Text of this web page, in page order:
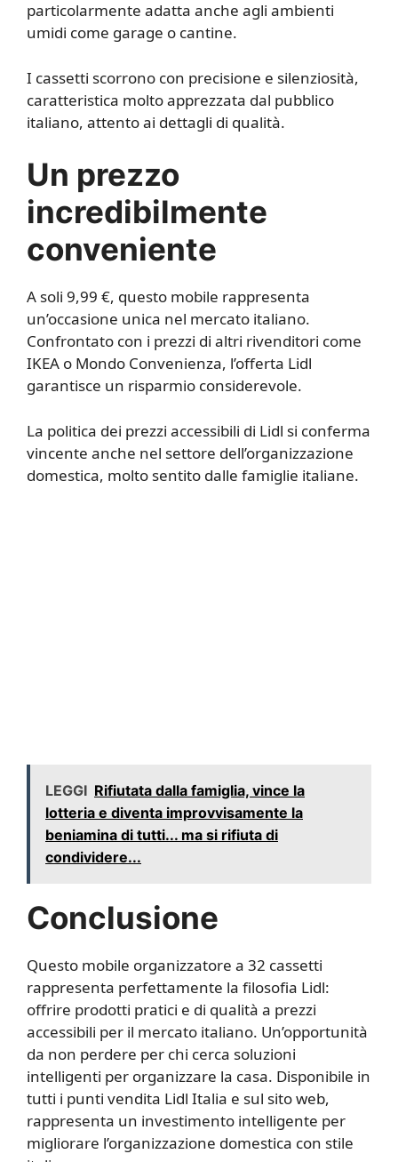
particolarmente adatta anche agli ambienti
umidi come garage o cantine.
I cassetti scorrono con precisione e silenziosità,
caratteristica molto apprezzata dal pubblico
italiano, attento ai dettagli di qualità.
Un prezzo
incredibilmente
conveniente
A soli 9,99 €, questo mobile rappresenta
un’occasione unica nel mercato italiano.
Confrontato con i prezzi di altri rivenditori come
IKEA o Mondo Convenienza, l’offerta Lidl
garantisce un risparmio considerevole.
La politica dei prezzi accessibili di Lidl si conferma
vincente anche nel settore dell’organizzazione
domestica, molto sentito dalle famiglie italiane.
LEGGI Rifiutata dalla famiglia, vince la
lotteria e diventa improvvisamente la
beniamina di tutti... ma si rifiuta di
condividere...
Conclusione
Questo mobile organizzatore a 32 cassetti
rappresenta perfettamente la filosofia Lidl:
offrire prodotti pratici e di qualità a prezzi
accessibili per il mercato italiano. Un’opportunità
da non perdere per chi cerca soluzioni
intelligenti per organizzare la casa. Disponibile in
tutti i punti vendita Lidl Italia e sul sito web,
rappresenta un investimento intelligente per
migliorare l’organizzazione domestica con stile